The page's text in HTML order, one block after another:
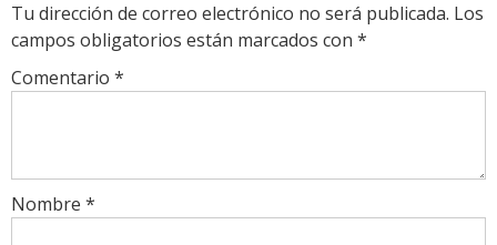
Tu dirección de correo electrónico no será publicada. Los
campos obligatorios están marcados con *
Comentario *
Nombre *